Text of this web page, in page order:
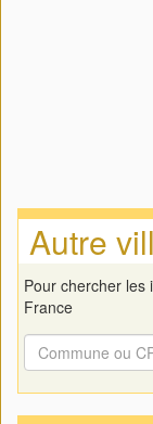
Autre
Pour chercher les
France